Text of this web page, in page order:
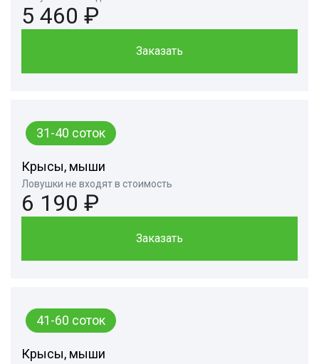
5 460 ₽
Заказать
31-40 соток
Крысы, мыши
Ловушки не входят в стоимость
6 190 ₽
Заказать
41-60 соток
Крысы, мыши